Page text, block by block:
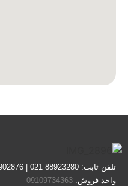
تلفن ثابت: 88923280 021 | 88902876 021
واحد فروش: